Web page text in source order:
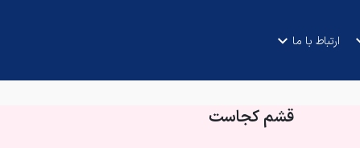
ارتباط با ما
قشم کجاست